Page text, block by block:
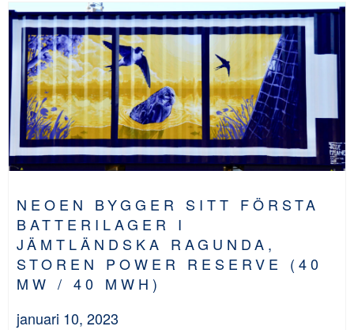
NEOEN BYGGER SITT FÖRSTA
BATTERILAGER I
JÄMTLÄNDSKA RAGUNDA,
STOREN POWER RESERVE (40
MW / 40 MWH)
januari 10, 2023